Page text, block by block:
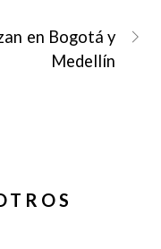
en Bogotá y
Medellín